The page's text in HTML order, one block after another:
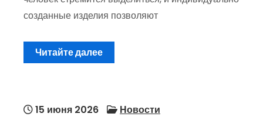
созданные изделия позволяют
Читайте далее
15 июня 2026 Новости